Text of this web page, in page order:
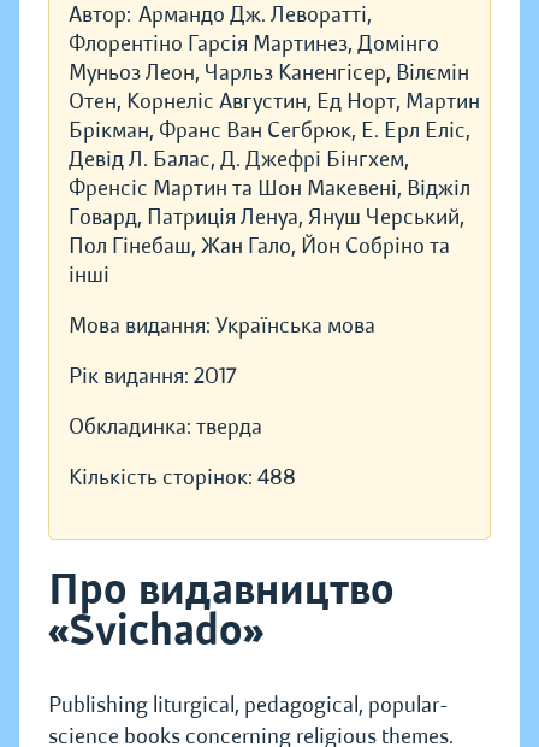
Автор: Армандо Дж. Леворатті,
Флорентіно Гарсія Мартинез, Домінго
Муньоз Леон, Чарльз Каненгісер, Вілємін
Отен, Корнеліс Августин, Ед Норт, Мартин
Брікман, Франс Ван Сегбрюк, Е. Ерл Еліс,
Девід Л. Балас, Д. Джефрі Бінгхем,
Френсіс Мартин та Шон Макевені, Віджіл
Говард, Патриція Ленуа, Януш Черський,
Пол Гінебаш, Жан Гало, Йон Собріно та
інші
Мова видання: Українська мова
Рік видання: 2017
Обкладинка: тверда
Кількість сторінок: 488
Про видавництво
«Svichado»
Publishing liturgical, pedagogical, popular-
science books concerning religious themes.